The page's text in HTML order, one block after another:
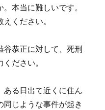
本当に難しいです。
ください。
谷恭正に対して、死刑
ださい。
ある日出て近くに住ん
じような事件が起き